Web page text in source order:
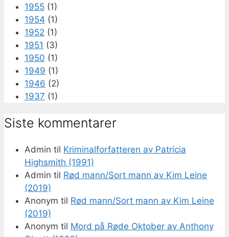
1955 (1)
1954 (1)
1952 (1)
1951 (3)
1950 (1)
1949 (1)
1946 (2)
1937 (1)
Siste kommentarer
Admin til Kriminalforfatteren av Patricia
Highsmith (1991)
Admin til Rød mann/Sort mann av Kim Leine
(2019)
Anonym til Rød mann/Sort mann av Kim Leine
(2019)
Anonym til Mord på Røde Oktober av Anthony